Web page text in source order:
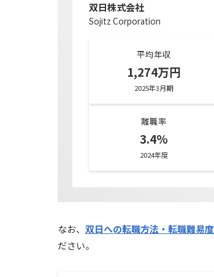
双日株式会社
Sojitz Corporation
平均年収
1,274万円
2025年3月期
離職率
3.4%
2024年度
なお、 双日への転職方法・転職難易度
ださい。